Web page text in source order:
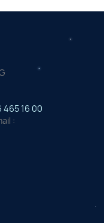
465 16 00
: